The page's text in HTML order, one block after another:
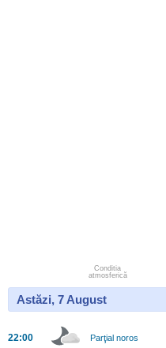
Conditia
atmosferică
Astăzi, 7 August
22:00 Parţial noros